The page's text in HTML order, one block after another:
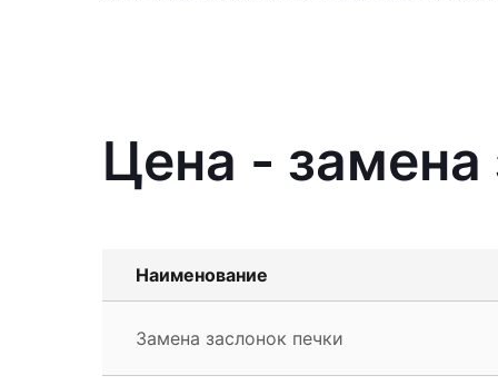
Цена - замена
Наименование
Замена заслонок печки